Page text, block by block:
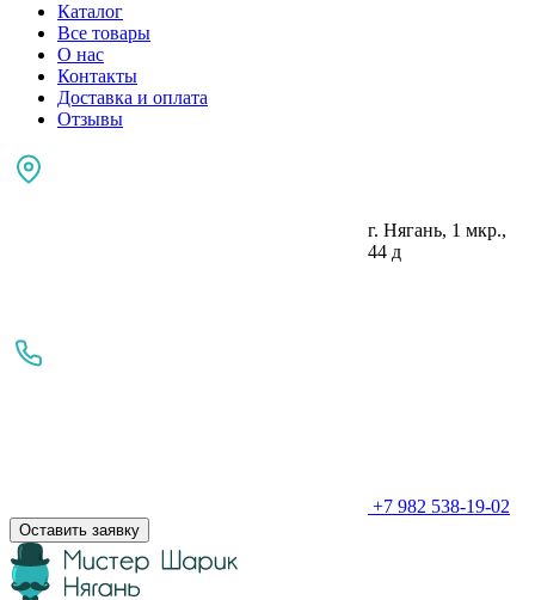
Каталог
Все товары
О нас
Контакты
Доставка и оплата
Отзывы
г. Нягань, 1 мкр.,
44 д
+7 982 538-19-02
Оставить заявку